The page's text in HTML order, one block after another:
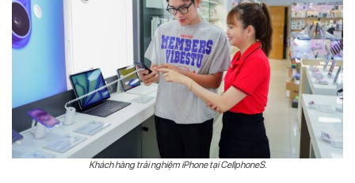
Khách hàng trải nghiệm iPhone tại CellphoneS.